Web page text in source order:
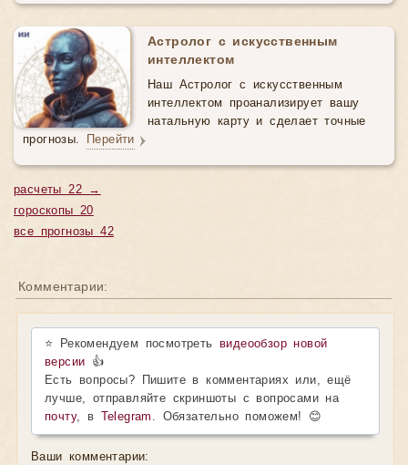
Астролог с искусственным
интеллектом
Наш Астролог с искусственным
интеллектом проанализирует вашу
натальную карту и сделает точные
прогнозы. Перейти
расчеты 22 →
гороскопы 20
все прогнозы 42
Комментарии:
⭐ Рекомендуем посмотретьвидеообзор новой
версии 👍
Есть вопросы? Пишите в комментариях или, ещё
лучше, отправляйте скриншоты с вопросами на
почту, в Telegram . Обязательно поможем! 😊
Ваши комментарии: